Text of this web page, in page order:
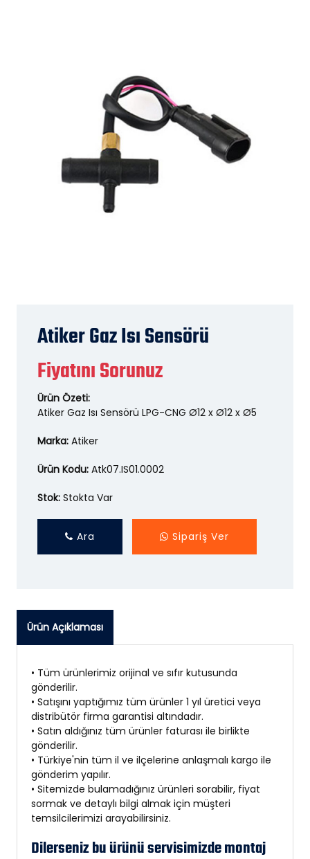
Atiker Gaz Isı Sensörü
Fiyatını Sorunuz
Ürün Özeti:
Atiker Gaz Isı Sensörü LPG-CNG Ø12 x Ø12 x Ø5
Marka: Atiker
Ürün Kodu:Atk07.IS01.0002
Stok:Stokta Var
Ara Sipariş Ver
Ürün Açıklaması
• Tüm ürünlerimiz orijinal ve sıfır kutusunda
gönderilir.
• Satışını yaptığımız tüm ürünler 1 yıl üretici veya
distribütör firma garantisi altındadır.
• Satın aldığınız tüm ürünler faturası ile birlikte
gönderilir.
• Türkiye'nin tüm il ve ilçelerine anlaşmalı kargo ile
gönderim yapılır.
• Sitemizde bulamadığınız ürünleri sorabilir, fiyat
sormak ve detaylı bilgi almak için müşteri
temsilcilerimizi arayabilirsiniz.
Dilerseniz bu ürünü servisimizde montaj